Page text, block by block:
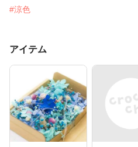
#涼色
アイテム